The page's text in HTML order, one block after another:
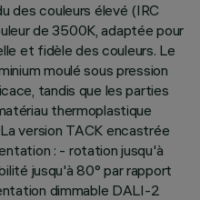
des couleurs élevé (IRC
de 3500K, adaptée pour
et fidèle des couleurs. Le
moulé sous pression
tandis que les parties
thermoplastique
version TACK encastrée
: - rotation jusqu'à
jusqu'à 80° par rapport
dimmable DALI-2